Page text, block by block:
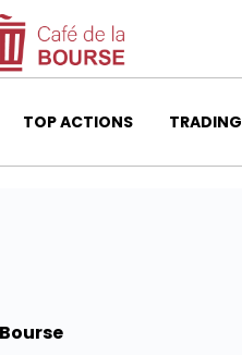
TOP ACTIONS TRADING